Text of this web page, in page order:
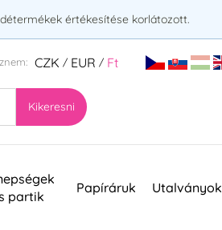
értékesítése korlátozott.
CZK / EUR / Ft
Kikeresni
partik
Papíráruk Utalványok